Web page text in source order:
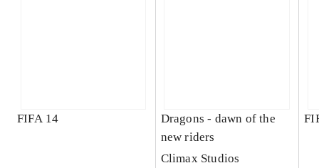
FIFA 14
Dragons - dawn of the
new riders
Climax Studios